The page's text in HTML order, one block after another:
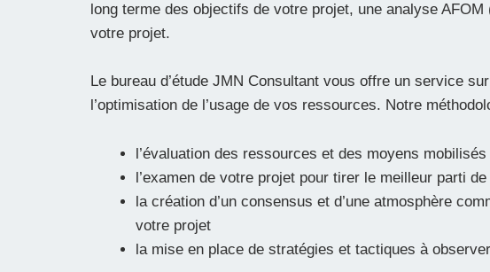
long terme des objectifs de votre projet, une analyse
votre projet.
Le bureau d’étude JMN Consultant vous offre un service
l’optimisation de l’usage de vos ressources. Notre
l’évaluation des ressources et des moyens
l’examen de votre projet pour tirer le meilleur parti
la création d’un consensus et d’une atmosphère
votre projet
la mise en place de stratégies et tactiques à